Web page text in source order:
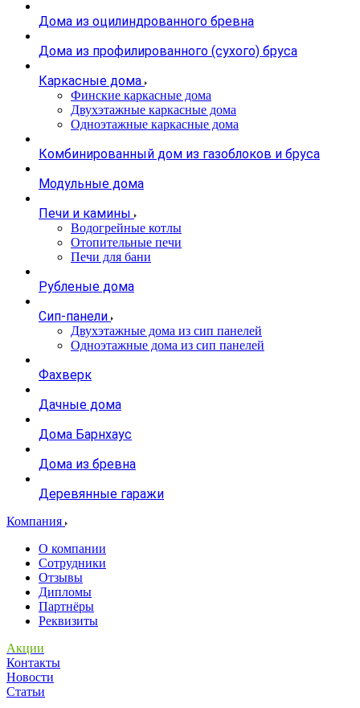
Дома из оцилиндрованного бревна
Дома из профилированного (сухого) бруса
Каркасные дома
Финские каркасные дома
Двухэтажные каркасные дома
Одноэтажные каркасные дома
Комбинированный дом из газоблоков и бруса
Модульные дома
Печи и камины
Водогрейные котлы
Отопительные печи
Печи для бани
Рубленые дома
Сип-панели
Двухэтажные дома из сип панелей
Одноэтажные дома из сип панелей
Фахверк
Дачные дома
Дома Барнхаус
Дома из бревна
Деревянные гаражи
Компания
О компании
Сотрудники
Отзывы
Дипломы
Партнёры
Реквизиты
Акции
Контакты
Новости
Статьи